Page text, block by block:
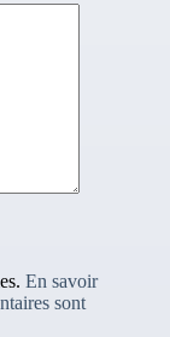
En savoir
sont